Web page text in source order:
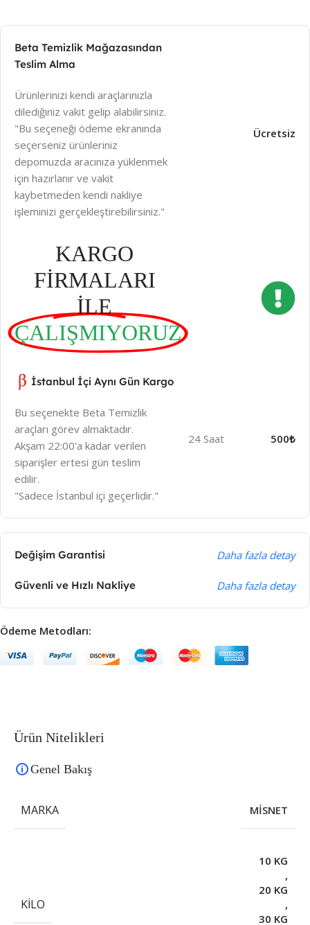
Beta Temizlik Mağazasından
Teslim Alma
Ürünlerinizi kendi araçlarınızla
dilediğiniz vakit gelip alabilirsiniz.
"Bu seçeneği ödeme ekranında
seçerseniz ürünleriniz
depomuzda aracınıza yüklenmek
için hazırlanır ve vakit
kaybetmeden kendi nakliye
işleminizi gerçekleştirebilirsiniz."
Ücretsiz
KARGO
FİRMALARI
İLE
ÇALIŞMIYORUZ
İstanbul İçi Aynı Gün Kargo
Bu seçenekte Beta Temizlik
araçları görev almaktadır.
Akşam 22:00'a kadar verilen
siparişler ertesi gün teslim
edilir.
"Sadece İstanbul içi geçerlidir."
24 Saat 500₺
Değişim Garantisi Daha fazla detay
Güvenli ve Hızlı Nakliye Daha fazla detay
Ödeme Metodları:
Ürün Nitelikleri
Genel Bakış
MARKA MİSNET
KILO
10 KG
,
20 KG
,
30 KG